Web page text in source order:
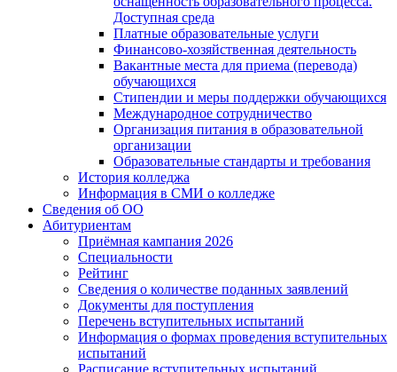
Доступная среда
Платные образовательные услуги
Финансово-хозяйственная деятельность
Вакантные места для приема (перевода)
обучающихся
Стипендии и меры поддержки обучающихся
Международное сотрудничество
Организация питания в образовательной
организации
Образовательные стандарты и требования
История колледжа
Информация в СМИ о колледже
Сведения об ОО
Абитуриентам
Приёмная кампания 2026
Специальности
Рейтинг
Сведения о количестве поданных заявлений
Документы для поступления
Перечень вступительных испытаний
Информация о формах проведения вступительных
испытаний
Расписание вступительных испытаний